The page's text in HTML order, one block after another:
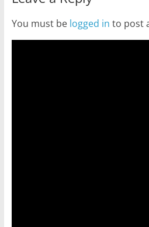
You must be logged in to post